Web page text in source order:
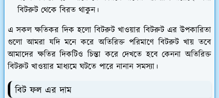
বিটরুট থেকে বিরত থাকুন।
এ সকল ক্ষতিকর দিক হলো বিটরুট খাওয়ার বিটরুট এর উপকারিতা
গুলো আমরা যদি মনে করে অতিরিক্ত পরিমাণে বিটরুট খায় তবে
আমাদের ক্ষতির দিকটিও চিন্তা করে দেখতে হবে কেননা অতিরিক্ত
বিটরুট খাওয়ার মাধ্যমে ঘটতে পারে নানান সমস্যা।
বিট ফল এর দাম